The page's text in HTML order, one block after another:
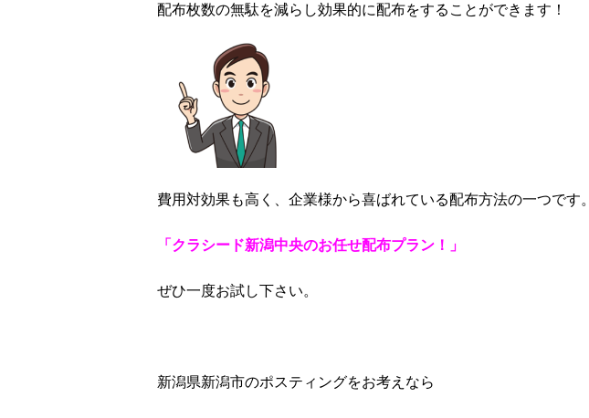
配布枚数の無駄を減らし効果的に配布をすることができます！
費用対効果も高く、企業様から喜ばれている配布方法の一つです。
「クラシード新潟中央のお任せ配布プラン！」
ぜひ一度お試し下さい。
新潟県新潟市のポスティングをお考えなら